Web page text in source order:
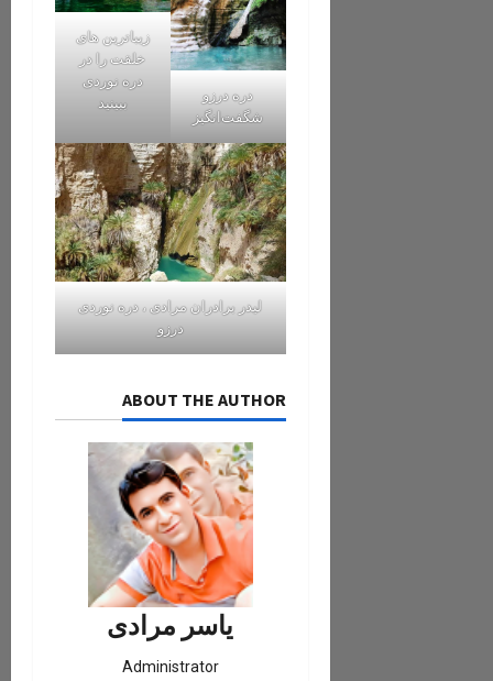
دره درزو
شگفت‌انگیز
زیباترین های
خلقت را در
دره نوردی
ببینید
لیدر برادران مرادی ، دره نوردی
درزو
ABOUT THE AUTHOR
یاسر مرادی
Administrator